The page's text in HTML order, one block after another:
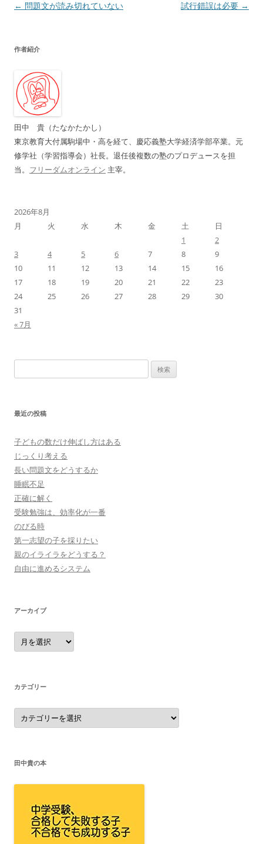
投
ビ
ー
シ
ョ
ン
← 問題文が読み切れていない 試行錯誤は必要 →
作者紹介
田中 貴（たなかたかし）
東京教育大付属駒場中・高を経て、慶応義塾大学経済学部卒業。元
修学社（学習指導会）社長。退任後複数の塾のプロデュースを担
当。 フリーダムオンライン 主宰。
2026年8月
月
火 水 木 金 土
日
1
2
3
4 5 6 7 8
9
10
11 12 13 14 15
16
17
18 19 20 21 22
23
24
25 26 27 28 29
30
31
« 7月
索:
最近の投稿
子どもの数だけ伸ばし方はある
じっくり考える
長い問題文をどうするか
睡眠不足
正確に解く
受験勉強は、効率化が一番
のびる時
第一志望の子を採りたい
親のイライラをどうする？
自由に進めるシステム
アーカイブ
ア
ー
カ
カテゴリー
カ
テ
ゴ
田中貴の本